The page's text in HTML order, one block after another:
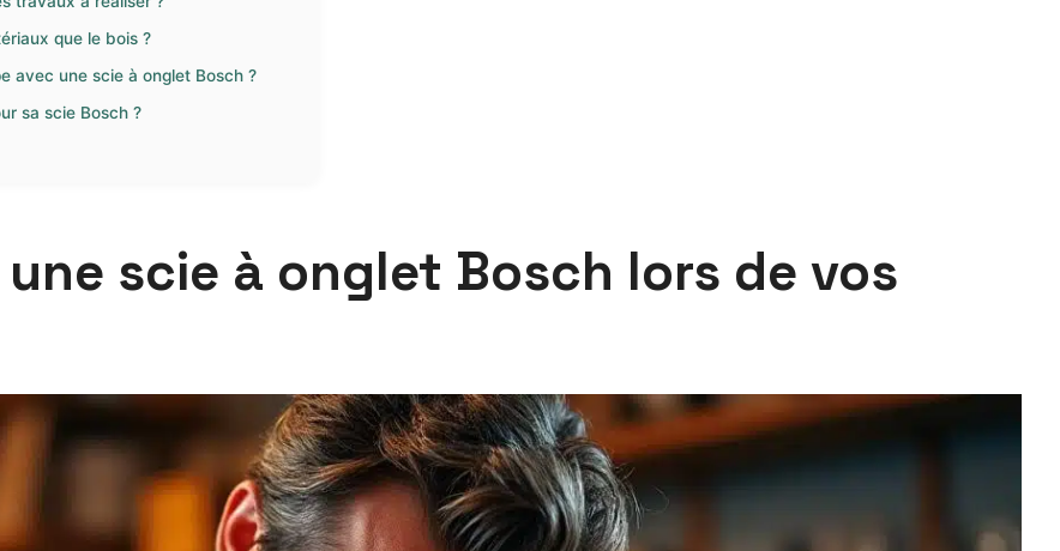
que le bois ?
avec une scie à onglet Bosch ?
sa scie Bosch ?
scie à onglet Bosch lors de vos